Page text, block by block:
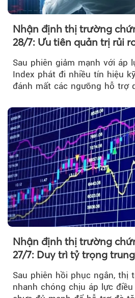
Nhận định thị trường
28/7: Ưu tiên quản trị rủi
Sau phiên giảm mạnh với áp
Index phát đi nhiều tín hiệu
đánh mất các ngưỡng hỗ trợ
Nhận định thị trường
27/7: Duy trì tỷ trọng
Sau phiên hồi phục ngắn, thị
nhanh chóng chịu áp lực